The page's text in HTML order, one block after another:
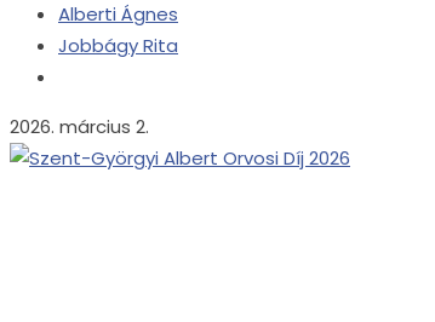
Alberti Ágnes
Jobbágy Rita
2026. március 2.